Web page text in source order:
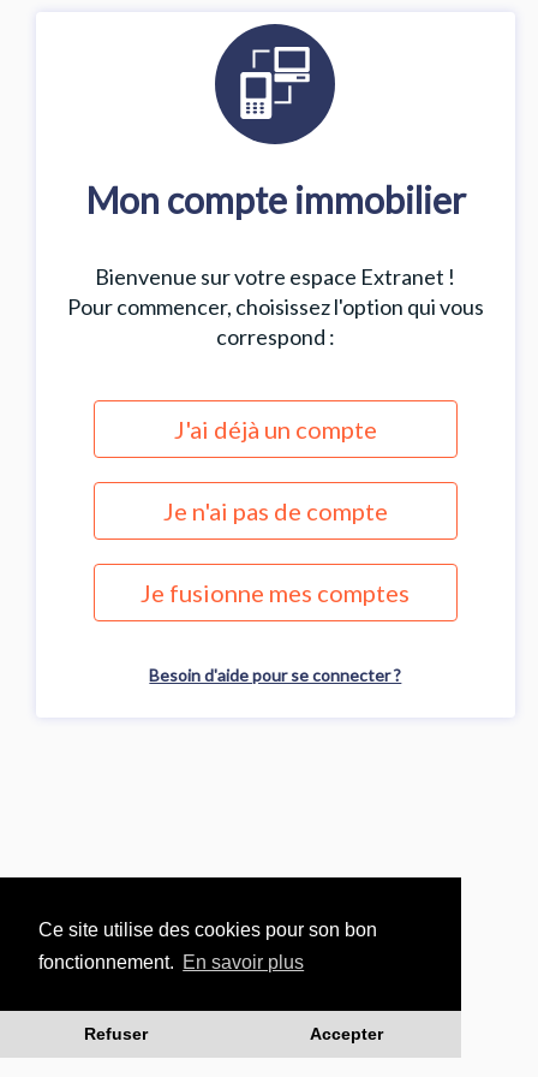
Ce site utilise des cookies pour son bon
fonctionnement. En savoir plus
Refuser Accepter
Mon compte immobilier
Bienvenue sur votre espace Extranet !
Pour commencer, choisissez l'option qui vous
correspond :
J'ai déjà un compte
Je n'ai pas de compte
Je fusionne mes comptes
Besoin d'aide pour se connecter ?